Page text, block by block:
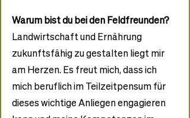
Warum bist du bei den Feldfreunden?
Landwirtschaft und Ernährung
zukunftsfähig zu gestalten liegt mir
am Herzen. Es freut mich, dass ich
mich beruflich im Teilzeitpensum für
dieses wichtige Anliegen engagieren